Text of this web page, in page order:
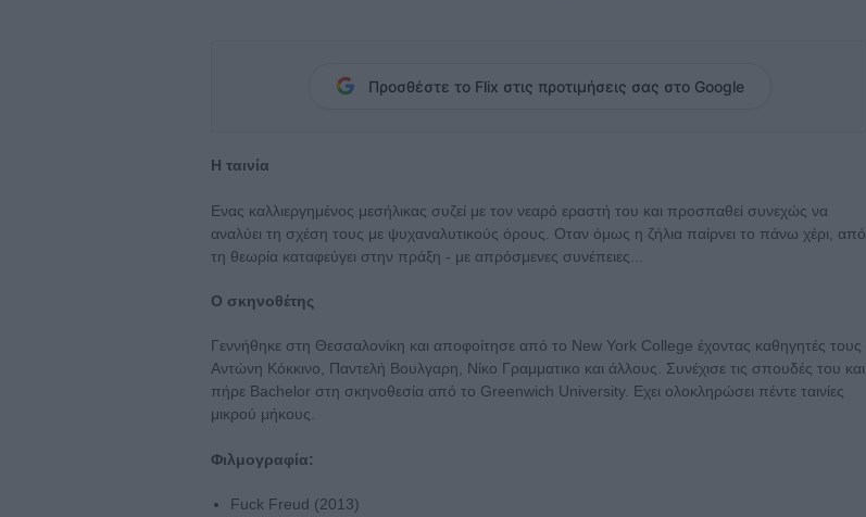
Προσθέστε το Flix στις προτιμήσεις σας στο Google
Η ταινία
Eνας καλλιεργημένος μεσήλικας συζεί με τον νεαρό εραστή του και προσπαθεί συνεχώς να
αναλύει τη σχέση τους με ψυχαναλυτικούς όρους. Οταν όμως η ζήλια παίρνει το πάνω χέρι, από
τη θεωρία καταφεύγει στην πράξη - με απρόσμενες συνέπειες...
Ο σκηνοθέτης
Γεννήθηκε στη Θεσσαλονίκη και αποφοίτησε από το New York College έχοντας καθηγητές τους
Αντώνη Κόκκινο, Παντελή Βουλγαρη, Νίκο Γραμματικο και άλλους. Συνέχισε τις σπουδές του και
πήρε Bachelor στη σκηνοθεσία από το Greenwich University. Εχει ολοκληρώσει πέντε ταινίες
μικρού μήκους.
Φιλμογραφία:
Fuck Freud (2013)